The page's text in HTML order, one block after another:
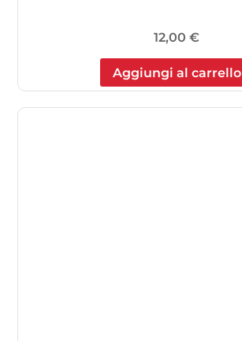
12,00 €
Aggiungi al carrello